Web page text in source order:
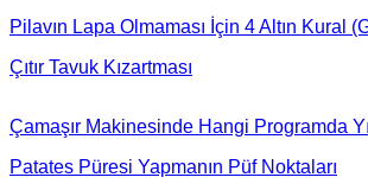
Pilavın Lapa Olmaması İçin 4 Altın Kural
Çıtır Tavuk Kızartması
Çamaşır Makinesinde Hangi Programda
Patates Püresi Yapmanın Püf Noktaları